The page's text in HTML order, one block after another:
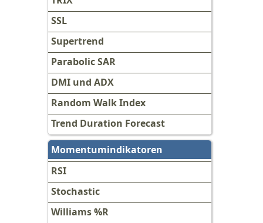
SSL
Supertrend
Parabolic SAR
DMI und ADX
Random Walk Index
Trend Duration Forecast
Momentumindikatoren
RSI
Stochastic
Williams %R